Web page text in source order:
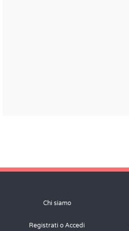
Chi siamo
Registrati o Accedi